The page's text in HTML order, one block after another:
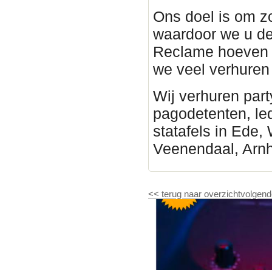
Ons doel is om
waardoor we u
Reclame
we veel
Wij verhuren
pagodetenten,
statafels in Ede,
Veenendaal,
<< terug naar overzicht